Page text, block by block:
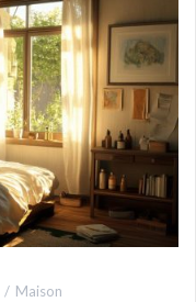
Maison